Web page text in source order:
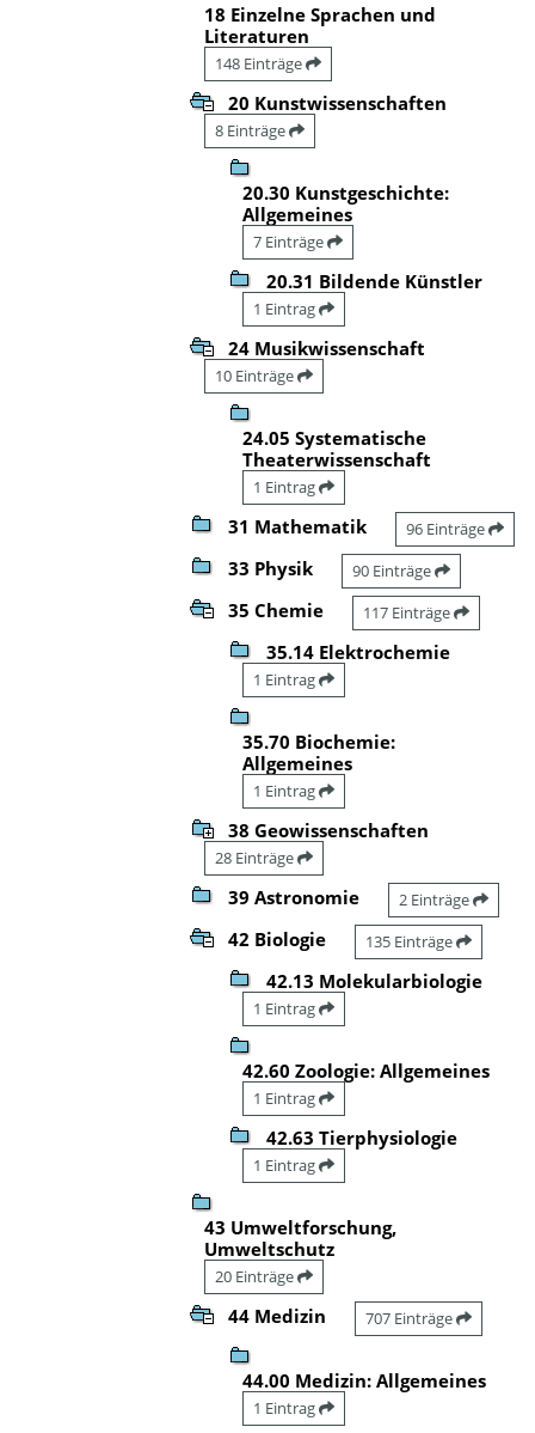
18 Einzelne Sprachen und
Literaturen
148 Einträge
20 Kunstwissenschaften
8 Einträge
20.30 Kunstgeschichte:
Allgemeines
7 Einträge
20.31 Bildende Künstler
1 Eintrag
24 Musikwissenschaft
10 Einträge
24.05 Systematische
Theaterwissenschaft
1 Eintrag
31 Mathematik 96 Einträge
33 Physik 90 Einträge
35 Chemie 117 Einträge
35.14 Elektrochemie
1 Eintrag
35.70 Biochemie:
Allgemeines
1 Eintrag
38 Geowissenschaften
28 Einträge
39 Astronomie 2 Einträge
42 Biologie 135 Einträge
42.13 Molekularbiologie
1 Eintrag
42.60 Zoologie: Allgemeines
1 Eintrag
42.63 Tierphysiologie
1 Eintrag
43 Umweltforschung,
Umweltschutz
20 Einträge
44 Medizin 707 Einträge
44.00 Medizin: Allgemeines
1 Eintrag